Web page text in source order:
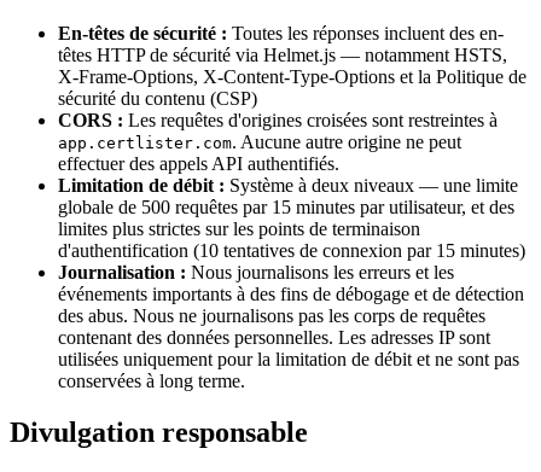
En-têtes de sécurité : Toutes les réponses incluent des en-
têtes HTTP de sécurité via Helmet.js — notamment HSTS,
X-Frame-Options, X-Content-Type-Options et la Politique de
sécurité du contenu (CSP)
CORS : Les requêtes d'origines croisées sont restreintes à
app.certlister.com. Aucune autre origine ne peut
effectuer des appels API authentifiés.
Limitation de débit : Système à deux niveaux — une limite
globale de 500 requêtes par 15 minutes par utilisateur, et des
limites plus strictes sur les points de terminaison
d'authentification (10 tentatives de connexion par 15 minutes)
Journalisation : Nous journalisons les erreurs et les
événements importants à des fins de débogage et de détection
des abus. Nous ne journalisons pas les corps de requêtes
contenant des données personnelles. Les adresses IP sont
utilisées uniquement pour la limitation de débit et ne sont pas
conservées à long terme.
Divulgation responsable